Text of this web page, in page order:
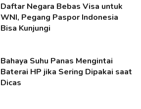
Daftar Negara Bebas Visa untuk
WNI, Pegang Paspor Indonesia
Bisa Kunjungi
Bahaya Suhu Panas Mengintai
Baterai HP jika Sering Dipakai saat
Dicas